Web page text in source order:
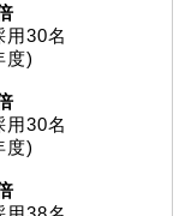
用30名
度)
用30名
度)